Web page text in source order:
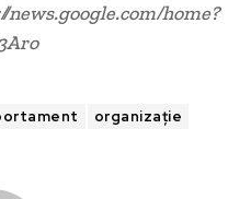
home?
organizație